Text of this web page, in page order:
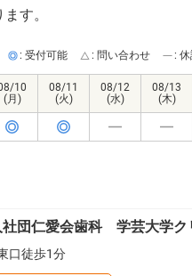
す。
: 受付可能 : 問い合わせ : 休
10
(月)
08/11
(火)
08/12
(水)
08/13
(木)
社団仁愛会歯科 学芸大学ク
口徒歩1分